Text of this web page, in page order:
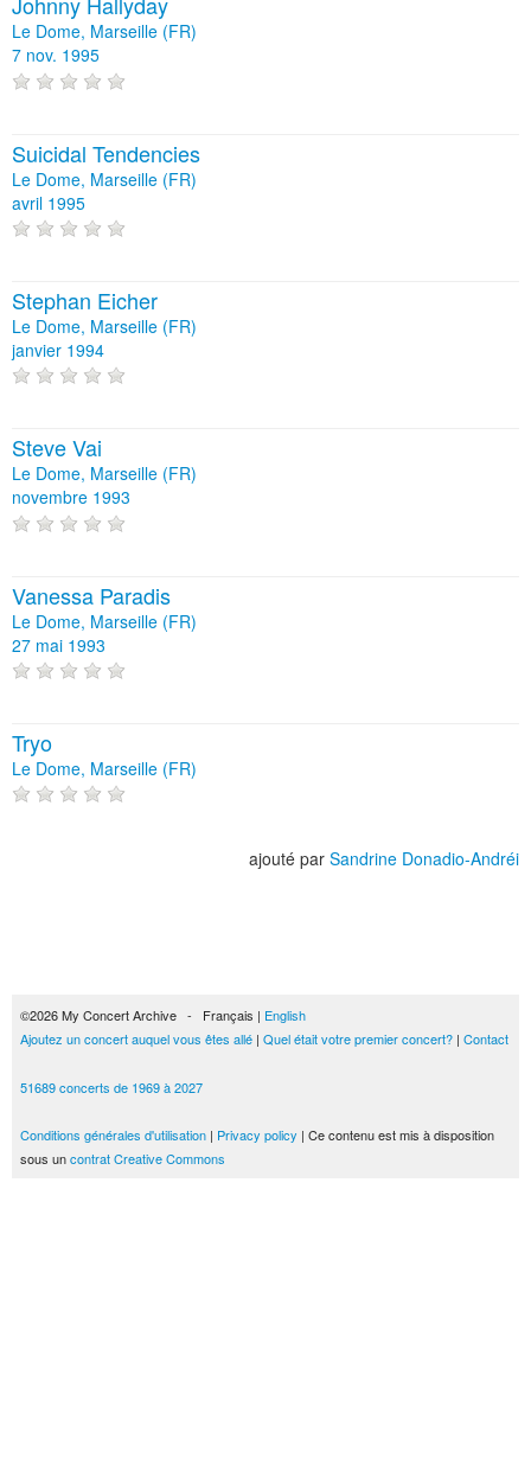
Le Dome, Marseille (FR)
7 nov. 1995
Suicidal Tendencies
Le Dome, Marseille (FR)
avril 1995
Stephan Eicher
Le Dome, Marseille (FR)
janvier 1994
Steve Vai
Le Dome, Marseille (FR)
novembre 1993
Vanessa Paradis
Le Dome, Marseille (FR)
27 mai 1993
Tryo
Le Dome, Marseille (FR)
ajouté par Sandrine Donadio-Andréi
©2026 My Concert Archive - Français | English
Ajoutez un concert auquel vous êtes allé | Quel était votre premier concert? | Contact
51689 concerts de 1969 à 2027
Conditions générales d'utilisation | Privacy policy | Ce contenu est mis à disposition
sous uncontrat Creative Commons